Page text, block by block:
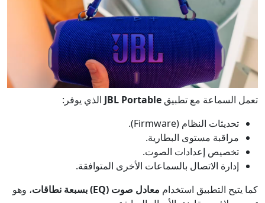
تعمل السماعة مع تطبيق JBL Portable الذي يوفر:
تحديثات النظام (Firmware).
مراقبة مستوى البطارية.
تخصيص إعدادات الصوت.
إدارة الاتصال بالسماعات الأخرى المتوافقة.
كما يتيح التطبيق استخدام معادل صوت (EQ) بسبعة نطاقات
، وهو